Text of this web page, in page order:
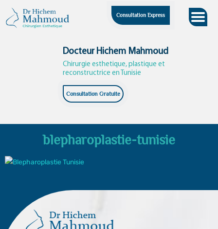
content
Consultation Express
Docteur Hichem Mahmoud
Chirurgie esthetique, plastique et
reconstructrice en Tunisie
Consultation Gratuite
blepharoplastie-tunisie